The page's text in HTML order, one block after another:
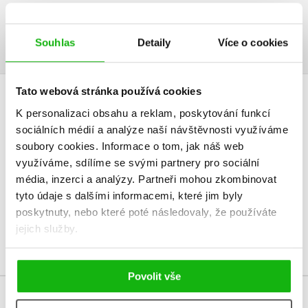
Souhlas Detaily Více o cookies
Tato webová stránka používá cookies
K personalizaci obsahu a reklam, poskytování funkcí
sociálních médií a analýze naší návštěvnosti využíváme
soubory cookies. Informace o tom, jak náš web
využíváme, sdílíme se svými partnery pro sociální
média, inzerci a analýzy. Partneři mohou zkombinovat
tyto údaje s dalšími informacemi, které jim byly
poskytnuty, nebo které poté následovaly, že používáte
jejich služby.
Povolit vše
Ukázka.pdf
HODNOCENÍ ČTENÁŘŮ
V současné době nejsou vytvořena žádná uživatelská hodnocení.
Vaše hodnocení
Uživatelskou recenzi mohou vkládat pouze registrovaní uživatelé
Přihlásit